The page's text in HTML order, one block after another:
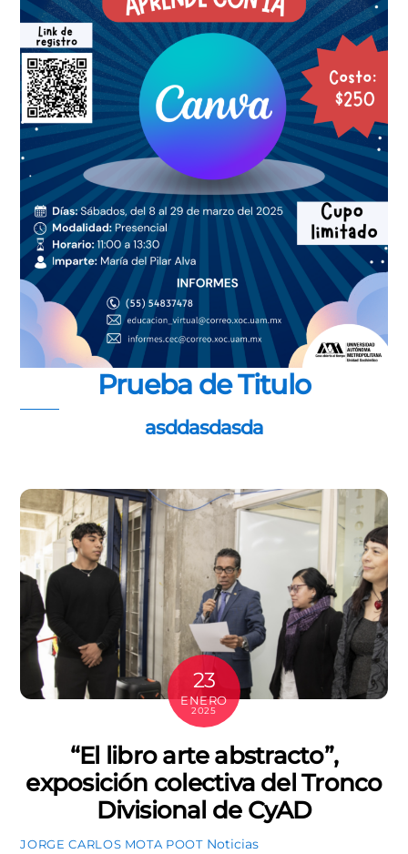
Prueba de Titulo
asddasdasda
23
ENERO
2025
“El libro arte abstracto”,
exposición colectiva del Tronco
Divisional de CyAD
JORGE CARLOS MOTA POOT Noticias